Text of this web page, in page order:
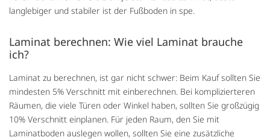
langlebiger und stabiler ist der Fußboden in spe.
Laminat berechnen: Wie viel Laminat brauche
ich?
Laminat zu berechnen, ist gar nicht schwer: Beim Kauf sollten Sie
mindesten 5% Verschnitt mit einberechnen. Bei komplizierteren
Räumen, die viele Türen oder Winkel haben, sollten Sie großzügig
10% Verschnitt einplanen. Für jeden Raum, den Sie mit
Laminatboden auslegen wollen, sollten Sie eine zusätzliche